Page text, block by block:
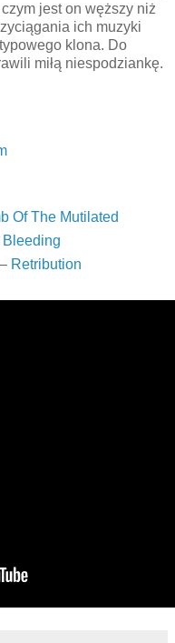
jest on węższy niż
ich muzyki
klona. Do
miłą niespodziankę.
Of The Mutilated
Bleeding
– Retribution